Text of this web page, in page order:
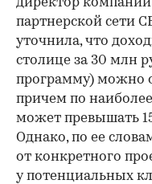
партнерской сети
уточнила, что
столице за 30 млн
программу) можно
причем по
может превышать
Однако, по ее
от конкретного
у потенциальных